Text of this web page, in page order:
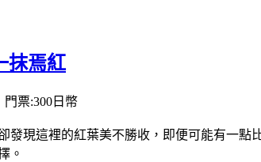
抹焉紅
門票:300日幣
現這裡的紅葉美不勝收，即便可能有一
。